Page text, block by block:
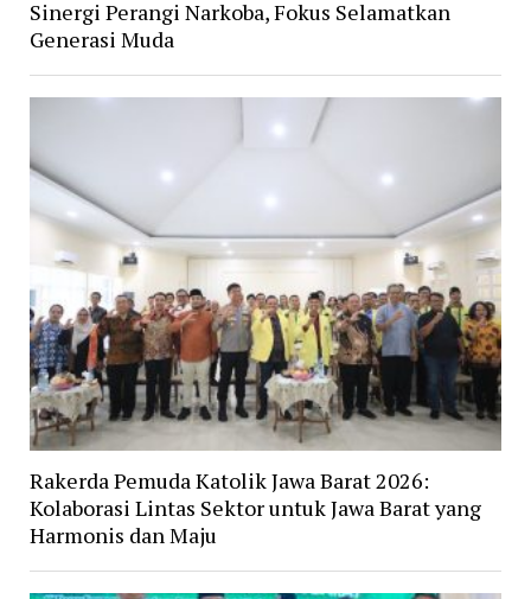
Sinergi Perangi Narkoba, Fokus Selamatkan
Generasi Muda
Rakerda Pemuda Katolik Jawa Barat 2026:
Kolaborasi Lintas Sektor untuk Jawa Barat yang
Harmonis dan Maju